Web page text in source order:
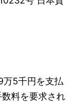
万5千円を支払
料を要求され